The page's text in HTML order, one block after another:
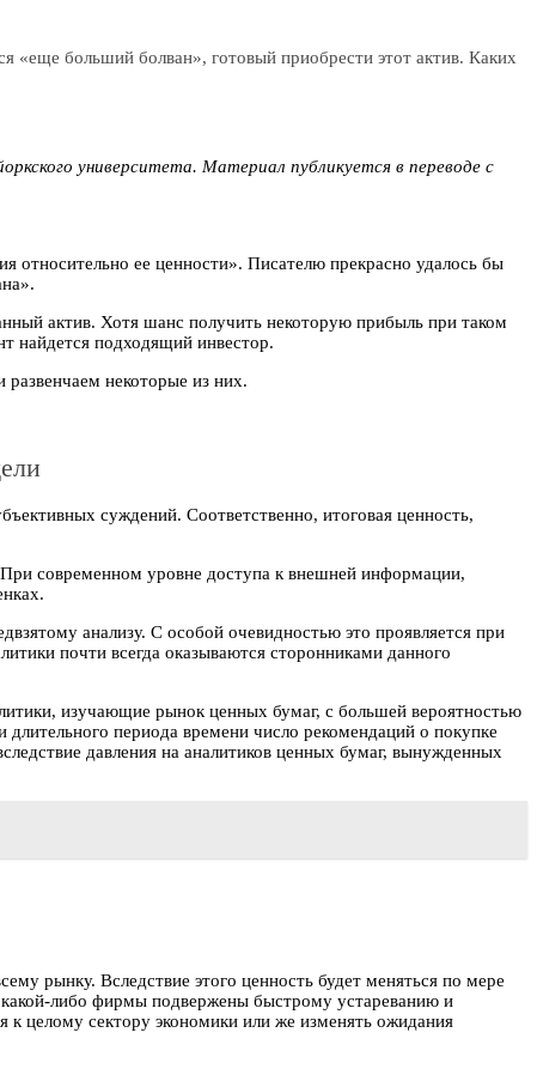
«еще больший болван», готовый приобрести этот актив. Каких
университета. Материал публикуется в переводе с
относительно ее ценности». Писателю прекрасно удалось бы
актив. Хотя шанс получить некоторую прибыль при таком
найдется подходящий инвестор.
некоторые из них.
суждений. Соответственно, итоговая ценность,
современном уровне доступа к внешней информации,
анализу. С особой очевидностью это проявляется при
почти всегда оказываются сторонниками данного
изучающие рынок ценных бумаг, с большей вероятностью
периода времени число рекомендаций о покупке
давления на аналитиков ценных бумаг, вынужденных
рынку. Вследствие этого ценность будет меняться по мере
либо фирмы подвержены быстрому устареванию и
целому сектору экономики или же изменять ожидания